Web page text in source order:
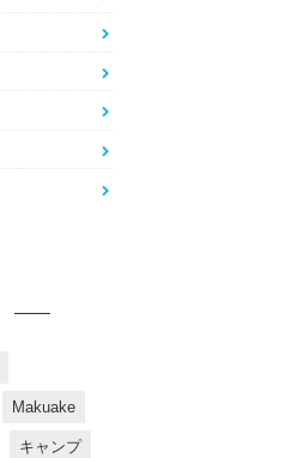
Makuake
キャンプ